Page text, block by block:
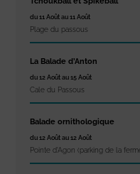
du 11 Août au 11 Août
Plage du passous
La Balade d’Anton
du 12 Août au 15 Août
Cale du Passous
Balade ornithologique
du 12 Août au 12 Août
Pointe d'Agon (parking de la